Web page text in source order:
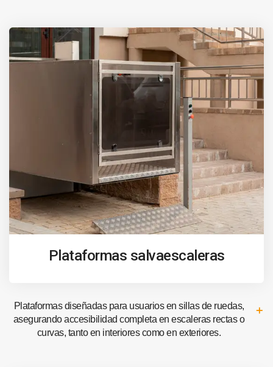
Plataformas salvaescaleras
Plataformas diseñadas para usuarios en sillas de ruedas,
asegurando accesibilidad completa en escaleras rectas o
curvas, tanto en interiores como en exteriores.